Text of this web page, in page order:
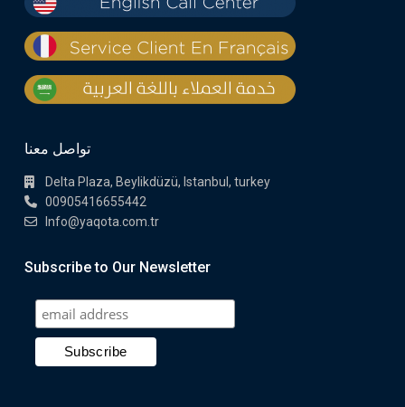
تواصل معنا
Delta Plaza, Beylikdüzü, Istanbul, turkey
00905416655442
Info@yaqota.com.tr
Subscribe to Our Newsletter